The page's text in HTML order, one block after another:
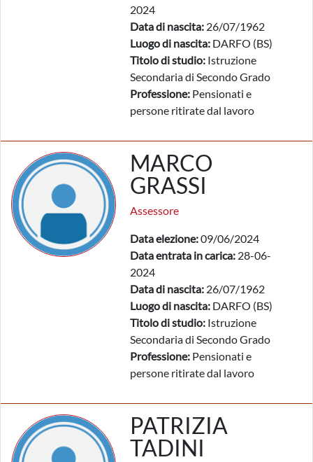
2024
Data di nascita: 26/07/1962
Luogo di nascita: DARFO (BS)
Titolo di studio: Istruzione
Secondaria di Secondo Grado
Professione: Pensionati e
persone ritirate dal lavoro
MARCO
GRASSI
Assessore
Data elezione:09/06/2024
Data entrata in carica: 28-06-
2024
Data di nascita: 26/07/1962
Luogo di nascita: DARFO (BS)
Titolo di studio: Istruzione
Secondaria di Secondo Grado
Professione: Pensionati e
persone ritirate dal lavoro
PATRIZIA
TADINI